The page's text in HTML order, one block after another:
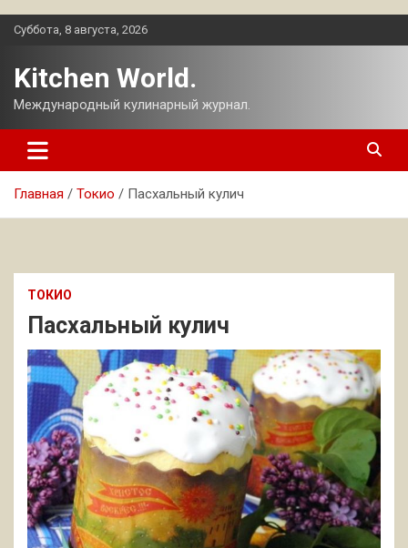
Перейти
Суббота, 8 августа, 2026
Kitchen World.
Международный кулинарный журнал.
Главная Токио Пасхальный кулич
ТОКИО
Пасхальный кулич